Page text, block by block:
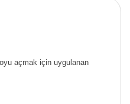
açmak için uygulanan